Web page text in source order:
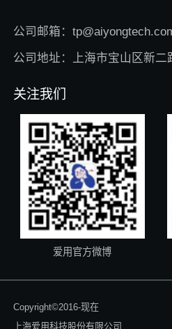
公司邮箱：
公司地址：上海市宝山区新二
关注我们
爱用官方微博
Copyright©2016-现在
上海爱用科技股份有限公司